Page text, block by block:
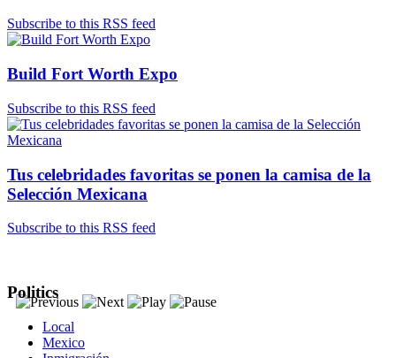
Subscribe to this RSS feed
Build Fort Worth Expo
Subscribe to this RSS feed
Tus celebridades favoritas se ponen la camisa de la
Selección Mexicana
Subscribe to this RSS feed
Politics
Local
Mexico